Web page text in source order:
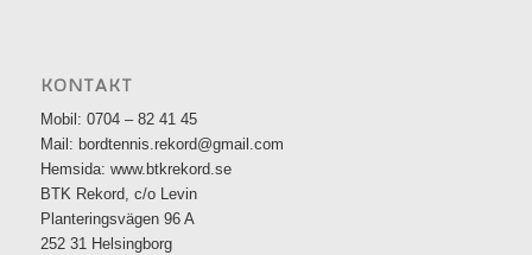
KONTAKT
Mobil: 0704 – 82 41 45
Mail: bordtennis.rekord@gmail.com
Hemsida: www.btkrekord.se
BTK Rekord, c/o Levin
Planteringsvägen 96 A
252 31 Helsingborg